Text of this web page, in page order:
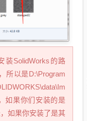
装SolidWorks的路
所以是D:\Program
如果你们安装的是
如果你安装了是其